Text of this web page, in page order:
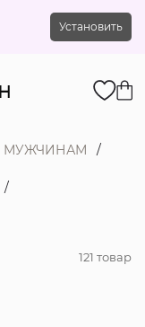
Установить
МУЖЧИНАМ
121 товар